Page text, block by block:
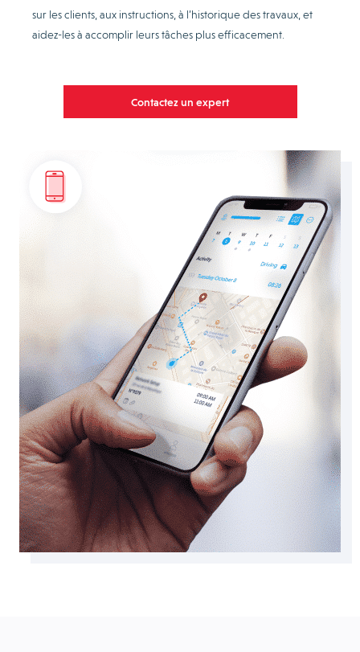
sur les clients, aux instructions, à l’historique des travaux, et
aidez-les à accomplir leurs tâches plus efficacement.
Contactez un expert